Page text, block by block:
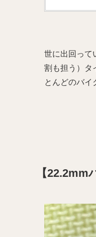
世に出回って
割も担う）タ
とんどのバイ
【